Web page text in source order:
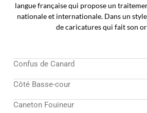
langue française qui propose un
nationale et internationale. Dans un
de caricatures qui fait son
Confus de Canard
Côté Basse-cour
Caneton Fouineur